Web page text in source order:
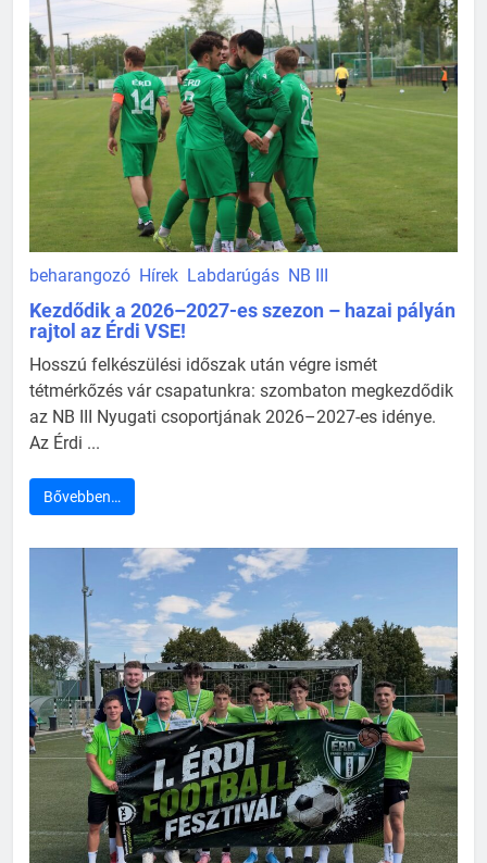
beharangozó Hírek Labdarúgás NB III
Kezdődik a 2026–2027-es szezon – hazai pályán
rajtol az Érdi VSE!
Hosszú felkészülési időszak után végre ismét
tétmérkőzés vár csapatunkra: szombaton megkezdődik
az NB III Nyugati csoportjának 2026–2027-es idénye.
Az Érdi ...
Bővebben…